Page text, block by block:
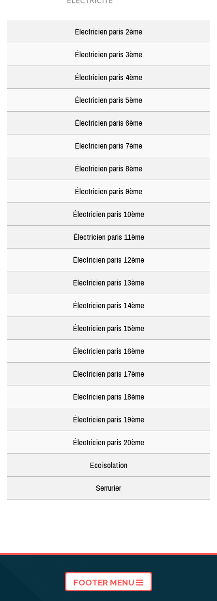
Électricien paris 2ème
Électricien paris 3ème
Électricien paris 4ème
Électricien paris 5ème
Électricien paris 6ème
Électricien paris 7ème
Électricien paris 8ème
Électricien paris 9ème
Électricien paris 10ème
Électricien paris 11ème
Électricien paris 12ème
Électricien paris 13ème
Électricien paris 14ème
Électricien paris 15ème
Électricien paris 16ème
Électricien paris 17ème
Électricien paris 18ème
Électricien paris 19ème
Électricien paris 20ème
Ecoisolation
Serrurier
FOOTER MENU